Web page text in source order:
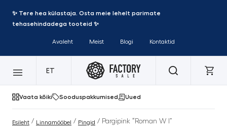
✨ Tere hea külastaja. Osta meie lehelt parimate
tehasehindadega tooteid ✨
Avaleht Meist Blogi Kontaktid
ET
Vaata kõiki Sooduspakkumised Uued
Esileht / Linnamööbel / Pingid / Pargipink “Roman W I”